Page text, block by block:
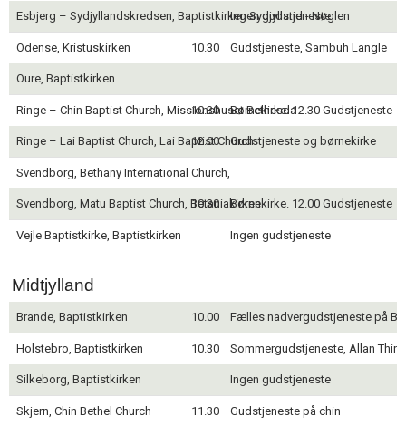
Esbjerg – Sydjyllandskredsen, Baptistkirken Sydjylland - Nøglen
Ingen gudstjeneste
Odense, Kristuskirken 10.30 Gudstjeneste, Sambuh Langle
Oure, Baptistkirken
Ringe – Chin Baptist Church, Missionshuset Bethesda
10.30 Børnekirke. 12.30 Gudstjeneste
Ringe – Lai Baptist Church, Lai Baptist Church
12.00 Gudstjeneste og børnekirke
Svendborg, Bethany International Church,
Svendborg, Matu Baptist Church, Betaniakirken
10.30 Børnekirke. 12.00 Gudstjeneste
Vejle Baptistkirke, Baptistkirken Ingen gudstjeneste
Midtjylland
Brande, Baptistkirken 10.00 Fælles nadvergudstjeneste på
Holstebro, Baptistkirken 10.30 Sommergudstjeneste, Allan Thing
Silkeborg, Baptistkirken Ingen gudstjeneste
Skjern, Chin Bethel Church 11.30 Gudstjeneste på chin